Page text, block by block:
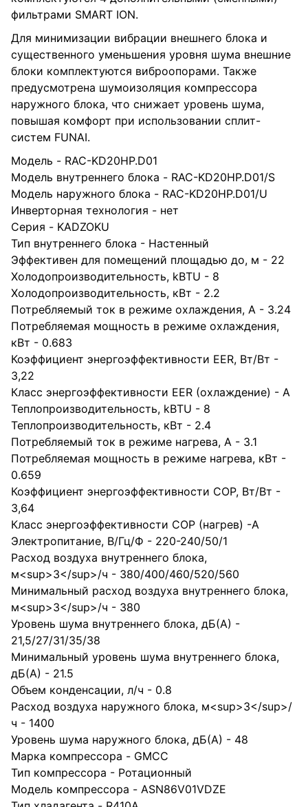
фильтрами SMART ION.
Для минимизации вибрации внешнего блока и
существенного уменьшения уровня шума внешние
блоки комплектуются виброопорами. Также
предусмотрена шумоизоляция компрессора
наружного блока, что снижает уровень шума,
повышая комфорт при использовании сплит-
систем FUNAI.
Модель - RAC-KD20HP.D01
Модель внутреннего блока - RAC-KD20HP.D01/S
Модель наружного блока - RAC-KD20HP.D01/U
Инверторная технология - нет
Серия - KADZOKU
Тип внутреннего блока - Настенный
Эффективен для помещений площадью до, м - 22
Холодопроизводительность, kBTU - 8
Холодопроизводительность, кВт - 2.2
Потребляемый ток в режиме охлаждения, A - 3.24
Потребляемая мощность в режиме охлаждения,
кВт - 0.683
Коэффициент энергоэффективности EER, Вт/Вт -
3,22
Класс энергоэффективности EER (охлаждение) - A
Теплопроизводительность, kBTU - 8
Теплопроизводительность, кВт - 2.4
Потребляемый ток в режиме нагрева, A - 3.1
Потребляемая мощность в режиме нагрева, кВт -
0.659
Коэффициент энергоэффективности COP, Вт/Вт -
3,64
Класс энергоэффективности COP (нагрев) -A
Электропитание, В/Гц/Ф - 220-240/50/1
Расход воздуха внутреннего блока,
м<sup>3</sup>/ч - 380/400/460/520/560
Минимальный расход воздуха внутреннего блока,
м<sup>3</sup>/ч - 380
Уровень шума внутреннего блока, дБ(А) -
21,5/27/31/35/38
Минимальный уровень шума внутреннего блока,
дБ(А) - 21.5
Объем конденсации, л/ч - 0.8
Расход воздуха наружного блока, м<sup>3</sup>/
ч - 1400
Уровень шума наружного блока, дБ(А) - 48
Марка компрессора - GMCC
Тип компрессора - Ротационный
Модель компрессора - ASN86V01VDZE